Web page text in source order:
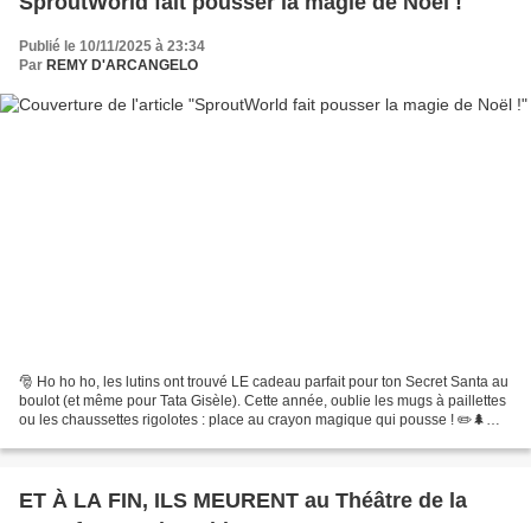
Publié le 10/11/2025 à 23:34
Par REMY D'ARCANGELO
🎅 Ho ho ho, les lutins ont trouvé LE cadeau parfait pour ton Secret Santa au
boulot (et même pour Tata Gisèle). Cette année, oublie les mugs à paillettes
ou les chaussettes rigolotes : place au crayon magique qui pousse ! ✏️🌲
ET À LA FIN, ILS MEURENT au Théâtre de la